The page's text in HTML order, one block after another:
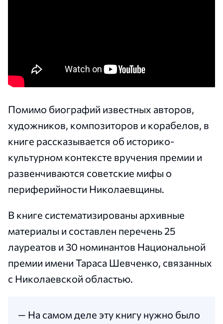
Помимо биографий известных авторов,
художников, композиторов и корабелов, в
книге рассказывается об историко-
культурном контексте вручения премии и
развенчиваются советские мифы о
периферийности Николаевщины.
В книге систематизированы архивные
материалы и составлен перечень 25
лауреатов и 30 номинантов Национальной
премии имени Тараса Шевченко, связанных
с Николаевской областью.
— На самом деле эту книгу нужно было